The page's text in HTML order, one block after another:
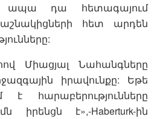
ապա դա հետագայում
հետ արդեն
Միացյալ Նահանգները
իրավունքը: Եթե
հարաբերությունները
իրենցն է»,-Haberturk-ին